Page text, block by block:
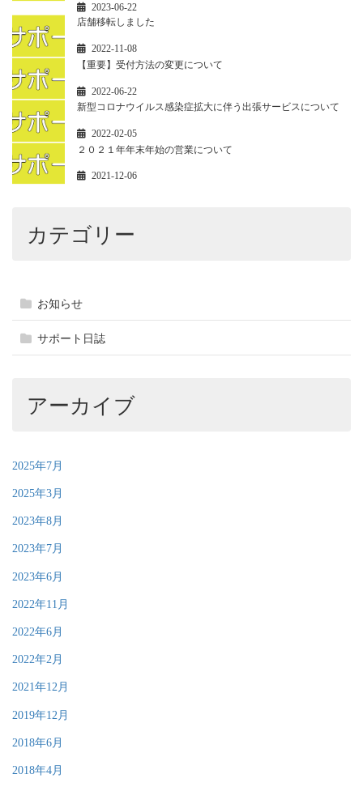
2023-06-22
店舗移転しました
2022-11-08
【重要】受付方法の変更について
2022-06-22
新型コロナウイルス感染症拡大に伴う出張サービスについて
2022-02-05
２０２１年年末年始の営業について
2021-12-06
カテゴリー
お知らせ
サポート日誌
アーカイブ
2025年7月
2025年3月
2023年8月
2023年7月
2023年6月
2022年11月
2022年6月
2022年2月
2021年12月
2019年12月
2018年6月
2018年4月